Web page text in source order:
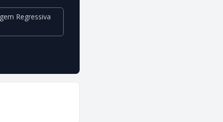
Regressiva